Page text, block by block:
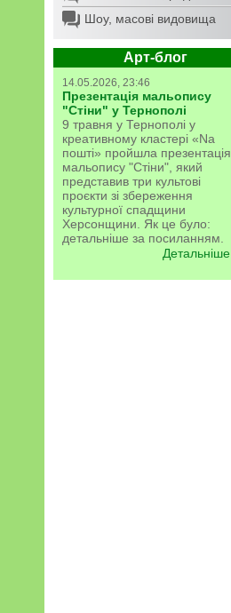
Шоу, масові видовища
Арт-блог
14.05.2026, 23:46
Презентація мальопису
"Стіни" у Тернополі
9 травня у Тернополі у
креативному кластері «Na
пошті» пройшла презентація
мальопису "Стіни", який
представив три культові
проєкти зі збереження
культурної спадщини
Херсонщини. Як це було:
детальніше за посиланням.
Детальніше